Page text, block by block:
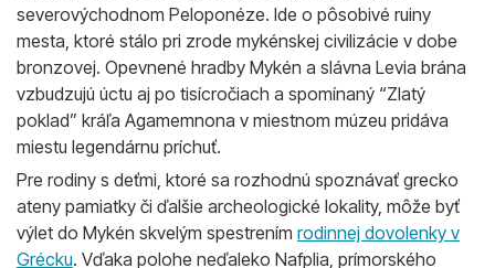
severovýchodnom Peloponéze. Ide o pôsobivé ruiny
mesta, ktoré stálo pri zrode mykénskej civilizácie v dobe
bronzovej. Opevnené hradby Mykén a slávna Levia brána
vzbudzujú úctu aj po tisícročiach a spomínaný “Zlatý
poklad” kráľa Agamemnona v miestnom múzeu pridáva
miestu legendárnu príchuť.
Pre rodiny s deťmi, ktoré sa rozhodnú spoznávať grecko
ateny pamiatky či ďalšie archeologické lokality, môže byť
výlet do Mykén skvelým spestrením rodinnej dovolenky v
Grécku. Vďaka polohe neďaleko Nafplia, prímorského